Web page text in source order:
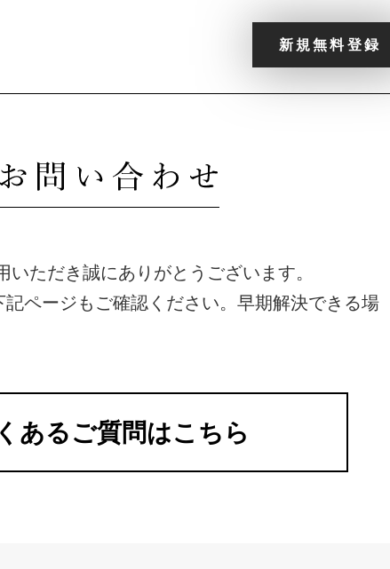
新規無料登録
いただき誠にありがとうございます。
ページもご確認ください。早期解決できる場
あるご質問はこちら